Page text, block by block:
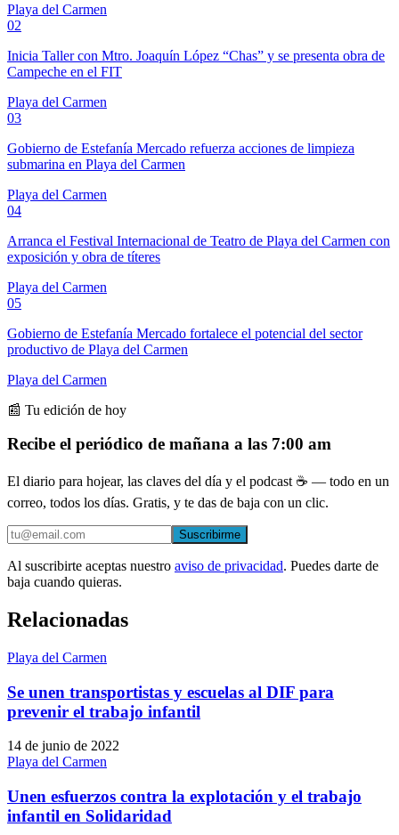
Playa del Carmen
02
Inicia Taller con Mtro. Joaquín López “Chas” y se presenta obra de
Campeche en el FIT
Playa del Carmen
03
Gobierno de Estefanía Mercado refuerza acciones de limpieza
submarina en Playa del Carmen
Playa del Carmen
04
Arranca el Festival Internacional de Teatro de Playa del Carmen con
exposición y obra de títeres
Playa del Carmen
05
Gobierno de Estefanía Mercado fortalece el potencial del sector
productivo de Playa del Carmen
Playa del Carmen
📰 Tu edición de hoy
Recibe el periódico de mañana a las 7:00 am
El diario para hojear, las claves del día y el podcast ☕ — todo en un
correo, todos los días. Gratis, y te das de baja con un clic.
Suscribirme
Al suscribirte aceptas nuestro aviso de privacidad. Puedes darte de
baja cuando quieras.
Relacionadas
Playa del Carmen
Se unen transportistas y escuelas al DIF para
prevenir el trabajo infantil
14 de junio de 2022
Playa del Carmen
Unen esfuerzos contra la explotación y el trabajo
infantil en Solidaridad